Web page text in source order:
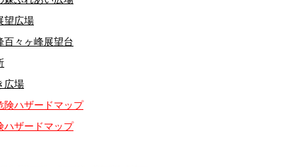
広場
々ヶ峰展望台
広場
険ハザードマップ
ハザードマップ